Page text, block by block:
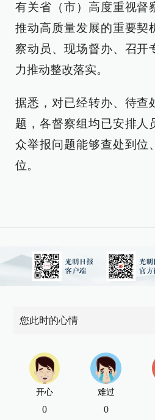
有关省（市）高度重视督
推动高质量发展的重要契
察动员、现场督办、召开
力推动整改落实。
据悉，对已经转办、待查
题，各督察组均已安排人
众举报问题能够查处到位
位。
您此时的心情
开心
0
难过
0